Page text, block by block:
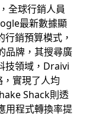
全球行銷人員
最新數據顯
銷預算模式，
品牌，其搜尋廣
技領域，Draivi
，實現了人均
Shack則透
用程式轉換率提